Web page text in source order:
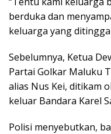
berduka dan
keluarga yang
Sebelumnya, Ketua
Partai Golkar Maluku
alias Nus Kei, ditikam
keluar Bandara Karel
Polisi menyebutkan,